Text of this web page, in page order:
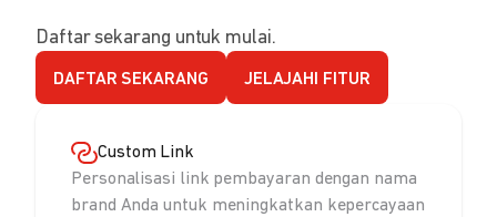
Daftar sekarang untuk mulai.
DAFTAR SEKARANG JELAJAHI FITUR
Custom Link
Personalisasi link pembayaran dengan nama
brand Anda untuk meningkatkan kepercayaan